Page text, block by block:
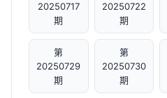
20250717
期
20250722
期
第
20250729
期
第
20250730
期